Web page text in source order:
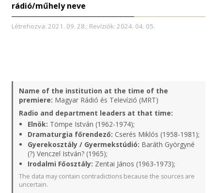
rádió/műhely neve
Létrehozva: 2021. 09. 28.; Revíziók: 2024. 04. 05.
Name of the institution at the time of the
premiere: Magyar Rádió és Televízió (MRT)
Radio and department leaders at that time:
Elnök: Tömpe István (1962-1974);
Dramaturgia főrendező: Cserés Miklós (1958-1981);
Gyerekosztály / Gyermekstúdió: Baráth Györgyné
(?) Venczel István? (1965);
Irodalmi Főosztály: Zentai János (1963-1973);
The data may contain contradictions because the sources are
uncertain.